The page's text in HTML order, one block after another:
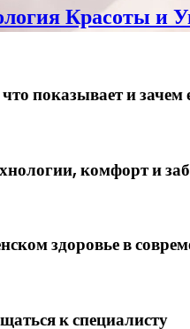
Красоты и
показывает и зачем
комфорт и
здоровье в
к специалисту